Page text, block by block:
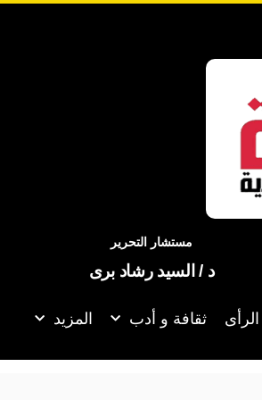
مستشار التحرير
د / السيد رشاد برى
الرأى ثقافة و أدب المزيد